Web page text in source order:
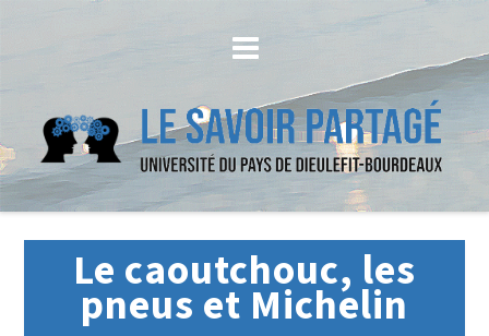
Le caoutchouc, les
pneus et Michelin